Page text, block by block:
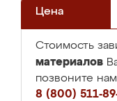
Цена
Стоимость
материалов
позвоните
8 (800) 511-